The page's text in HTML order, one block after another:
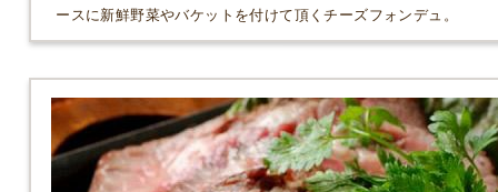
ースに新鮮野菜やバケットを付けて頂くチーズフォンデュ。